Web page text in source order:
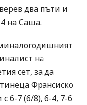
два пъти и
на Саша.
на
сет, за да
Франсиско
6-7 (6/8), 6-4, 7-6